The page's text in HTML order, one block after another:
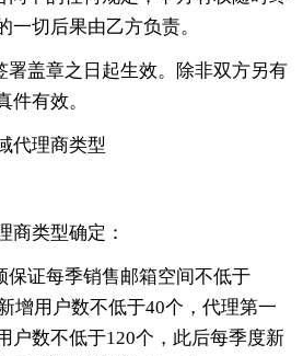
一切后果由乙方负责。
署盖章之日起生效。除非双方另有
件有效。
代理商类型
商类型确定：
保证每季销售邮箱空间不低于
增用户数不低于40个，代理第一
户数不低于120个，此后每季度新